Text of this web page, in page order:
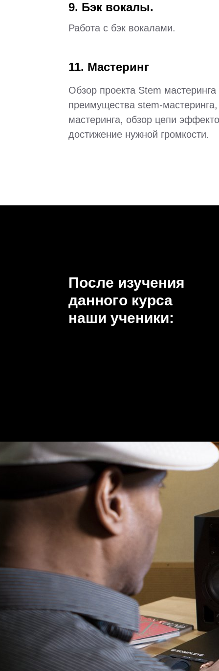
После изучения
данного курса
наши ученики:
9. Бэк вокалы.
Работа с бэк вокалами.
Обзор проекта Stem
преимущества stem-
мастеринга, обзор цепи
достижение нужной громкости.
11. Мастеринг